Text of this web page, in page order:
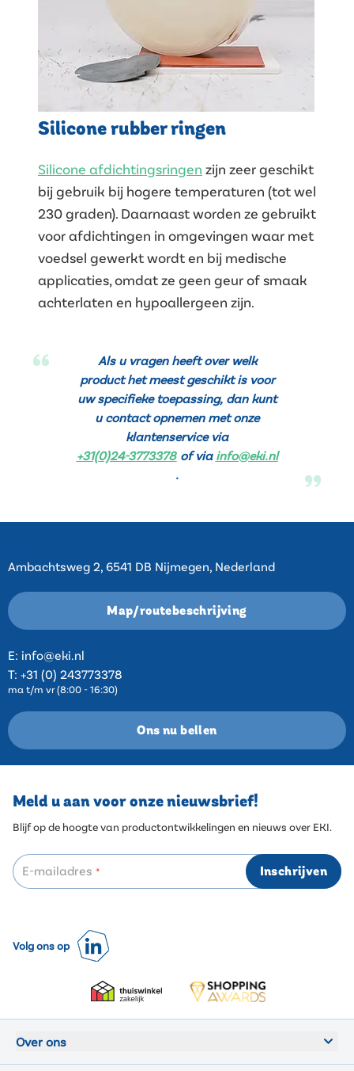
Silicone rubber ringen
Silicone afdichtingsringen zijn zeer geschikt
bij gebruik bij hogere temperaturen (tot wel
230 graden). Daarnaast worden ze gebruikt
voor afdichtingen in omgevingen waar met
voedsel gewerkt wordt en bij medische
applicaties, omdat ze geen geur of smaak
achterlaten en hypoallergeen zijn.
Als u vragen heeft over welk
product het meest geschikt is voor
uw specifieke toepassing, dan kunt
u contact opnemen met onze
klantenservice via
+31(0)24-3773378of via info@eki.nl
.
Ambachtsweg 2, 6541 DB Nijmegen, Nederland
Map/routebeschrijving
E: info@eki.nl
T: +31 (0) 243773378
ma t/m vr (8:00 - 16:30)
Ons nu bellen
Meld u aan voor onze nieuwsbrief!
Blijf op de hoogte van productontwikkelingen en nieuws over EKI.
E-mailadres * Inschrijven
Volg ons op
Over ons